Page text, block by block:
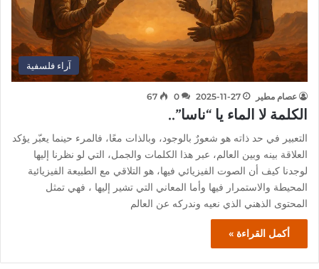
آراء فلسفية
عصام مطير 2025-11-27
0
67
الكلمة لا الماء يا “ناسا”..
التعبير في حد ذاته هو شعورٌ بالوجود، وبالذات معًا، فالمرء حينما يعبّر يؤكد
العلاقة بينه وبين العالم، عبر هذا الكلمات والجمل، التي لو نظرنا إليها
لوجدنا كيف أن الصوت الفيزيائي فيها، هو التلاقي مع الطبيعة الفيزيائية
المحيطة والاستمرار فيها وأما المعاني التي تشير إليها ، فهي تمثل
المحتوى الذهني الذي نعيه وندركه عن العالم
أكمل القراءة »